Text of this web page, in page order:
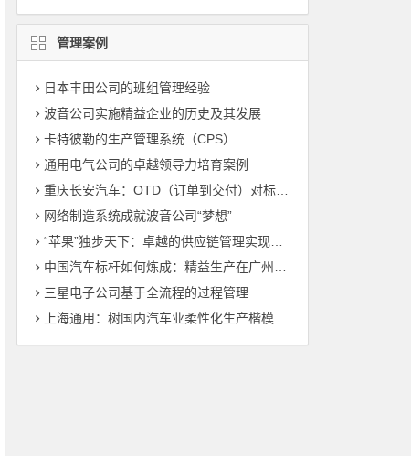
管理案例
日本丰田公司的班组管理经验
波音公司实施精益企业的历史及其发展
卡特彼勒的生产管理系统（CPS）
通用电气公司的卓越领导力培育案例
重庆长安汽车：OTD（订单到交付）对标管理（标杆管理）
网络制造系统成就波音公司“梦想”
“苹果”独步天下：卓越的供应链管理实现敏捷制造
中国汽车标杆如何炼成：精益生产在广州丰田的运用
三星电子公司基于全流程的过程管理
上海通用：树国内汽车业柔性化生产楷模